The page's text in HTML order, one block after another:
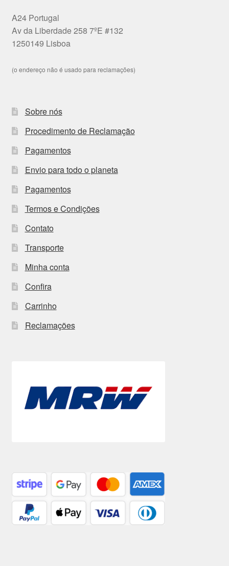
A24 Portugal
Av da Liberdade 258 7ºE #132
1250149 Lisboa
(o endereço não é usado para reclamações)
Sobre nós
Procedimento de Reclamação
Pagamentos
Envio para todo o planeta
Pagamentos
Termos e Condições
Contato
Transporte
Minha conta
Confira
Carrinho
Reclamações